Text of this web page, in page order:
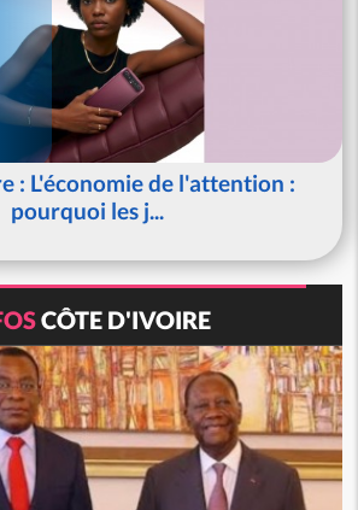
: L'économie de l'attention :
pourquoi les j...
CÔTE D'IVOIRE